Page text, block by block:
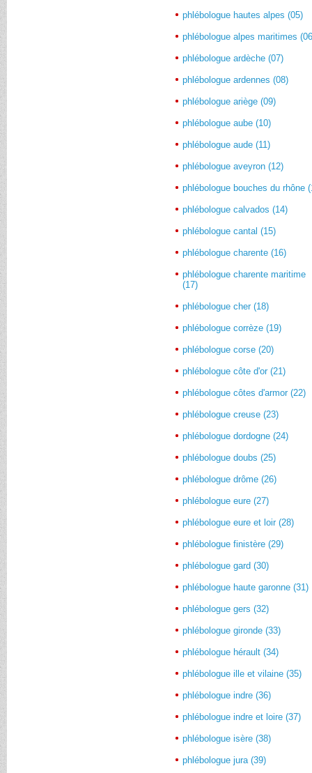
phlébologue hautes alpes (05)
phlébologue alpes maritimes
phlébologue ardèche (07)
phlébologue ardennes (08)
phlébologue ariège (09)
phlébologue aube (10)
phlébologue aude (11)
phlébologue aveyron (12)
phlébologue bouches du rhône
phlébologue calvados (14)
phlébologue cantal (15)
phlébologue charente (16)
phlébologue charente maritime
(17)
phlébologue cher (18)
phlébologue corrèze (19)
phlébologue corse (20)
phlébologue côte d'or (21)
phlébologue côtes d'armor (22)
phlébologue creuse (23)
phlébologue dordogne (24)
phlébologue doubs (25)
phlébologue drôme (26)
phlébologue eure (27)
phlébologue eure et loir (28)
phlébologue finistère (29)
phlébologue gard (30)
phlébologue haute garonne (31)
phlébologue gers (32)
phlébologue gironde (33)
phlébologue hérault (34)
phlébologue ille et vilaine (35)
phlébologue indre (36)
phlébologue indre et loire (37)
phlébologue isère (38)
phlébologue jura (39)